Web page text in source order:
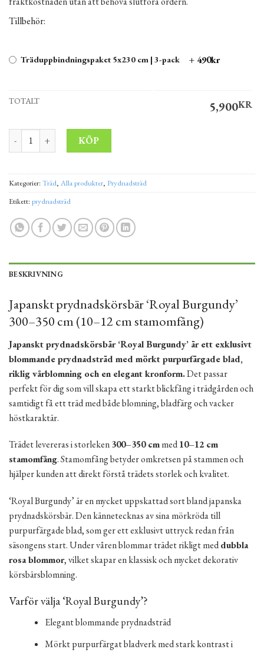
Tillbehör:
Träduppbindningspaket 5x230 cm | 3-pack + 490kr
TOTALT 5,900KR
Japanskt prydnadskörsbär 'Royal Burgundy' 300–350 cm (10–12
KÖP
Kategorier:Träd, Alla produkter, Prydnadsträd
Etikett:prydnadsträd
BESKRIVNING
Japanskt prydnadskörsbär ‘Royal Burgundy’
300–350 cm (10–12 cm stamomfång)
Japanskt prydnadskörsbär ‘Royal Burgundy’ är ett exklusivt
blommande prydnadsträd med mörkt purpurfärgade blad,
riklig vårblomning och en elegant kronform.Det passar
perfekt för dig som vill skapa ett starkt blickfång i trädgården och
samtidigt få ett träd med både blomning, bladfärg och vacker
höstkaraktär.
Trädet levereras i storleken300–350 cmmed10–12 cm
stamomfång. Stamomfång betyder omkretsen på stammen och
hjälper kunden att direkt förstå trädets storlek och kvalitet.
‘Royal Burgundy’ är en mycket uppskattad sort bland japanska
prydnadskörsbär. Den kännetecknas av sina mörkröda till
purpurfärgade blad, som ger ett exklusivt uttryck redan från
säsongens start. Under våren blommar trädet rikligt meddubbla
rosa blommor, vilket skapar en klassisk och mycket dekorativ
körsbärsblomning.
Varför välja ‘Royal Burgundy’?
Elegant blommande prydnadsträd
Mörkt purpurfärgat bladverk med stark kontrast i